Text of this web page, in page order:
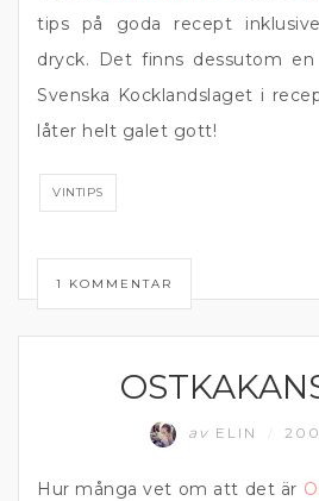
tips på goda recept
dryck. Det finns dessutom
Svenska Kocklandslaget i
låter helt galet gott!
VINTIPS
1 KOMMENTAR
av ELIN
Hur många vet om att det är